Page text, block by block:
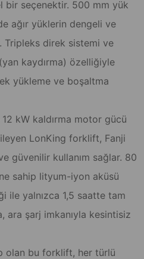
bir seçenektir. 500 mm yük
ağır yüklerin dengeli ve
Tripleks direk sistemi ve
kaydırma) özelliğiyle
yükleme ve boşaltma
kW kaldırma motor gücü
LonKing forklift, Fanji
güvenilir kullanım sağlar. 80
sahip lityum-iyon aküsü
ile yalnızca 1,5 saatte tam
ara şarj imkanıyla kesintisiz
olan bu forklift, her türlü